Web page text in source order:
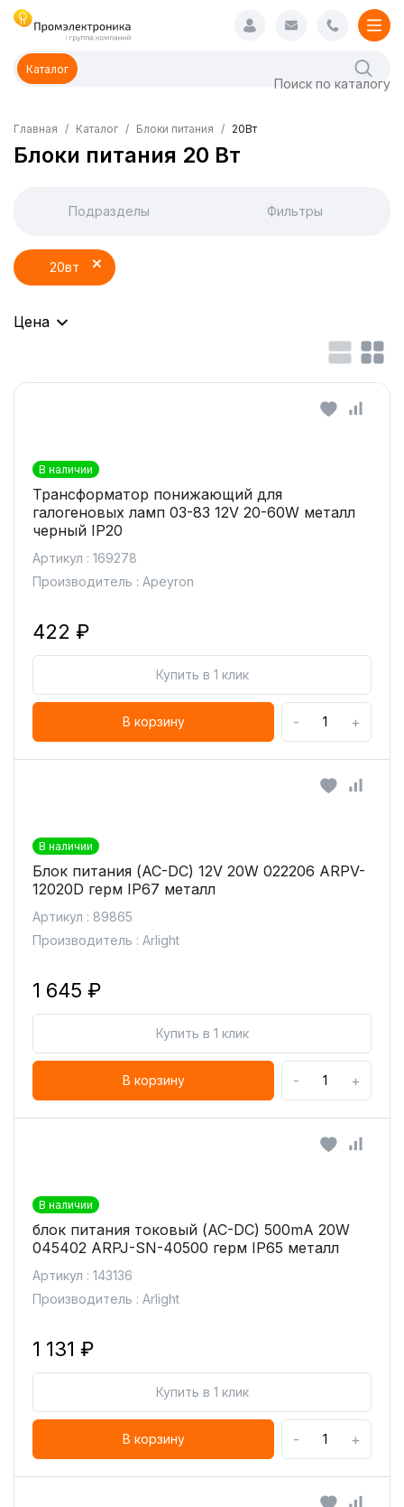
Каталог
Главная Каталог Блоки питания 20Вт
Блоки питания 20 Вт
Подразделы Фильтры
20вт
Цена
В наличии
Трансформатор понижающий для
галогеновых ламп 03-83 12V 20-60W металл
черный IP20
Артикул : 169278
Производитель : Apeyron
422 ₽
Купить в 1 клик
В корзину - +
В наличии
Блок питания (AC-DC) 12V 20W 022206 ARPV-
12020D герм IP67 металл
Артикул : 89865
Производитель : Arlight
1 645 ₽
Купить в 1 клик
В корзину - +
В наличии
блок питания токовый (AC-DC) 500mA 20W
045402 ARPJ-SN-40500 герм IP65 металл
Артикул : 143136
Производитель : Arlight
1 131 ₽
Купить в 1 клик
В корзину - +